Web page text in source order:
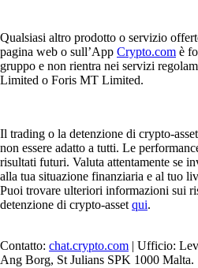
Qualsiasi altro prodotto o servizio
pagina web o sull’App Crypto.com è
gruppo e non rientra nei servizi
Limited o Foris MT Limited.
Il trading o la detenzione di crypto-
non essere adatto a tutti. Le
risultati futuri. Valuta attentamente se
alla tua situazione finanziaria e al tuo
Puoi trovare ulteriori informazioni sui
detenzione di crypto-asset qui.
Contatto: chat.crypto.com | Ufficio:
Ang Borg, St Julians SPK 1000 Malta.